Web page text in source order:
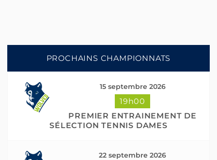
PROCHAINS CHAMPIONNATS
15 septembre 2026
19h00
PREMIER ENTRAINEMENT DE
SÉLECTION TENNIS DAMES
22 septembre 2026